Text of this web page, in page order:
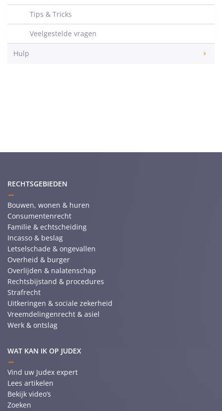
Tips & Tricks
Veelgestelde vragen
Hulp
RECHTSGEBIEDEN
Bouwen, wonen & huren
Consumentenrecht
Familie & echtscheiding
Incasso & beslag
Letselschade & ongevallen
Overheid & burger
Overlijden & nalatenschap
Rechtsbijstand & procedures
Strafrecht
Uitkeringen & sociale zekerheid
Vreemdelingenrecht & asiel
Werk & ontslag
WAT KAN IK OP JUDEX
Vind uw Judex expert
Lees artikelen
Bekijk video’s
Zoeken